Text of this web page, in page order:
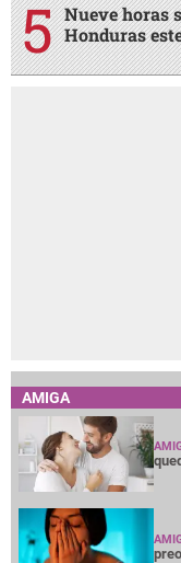
Nueve horas
Honduras
AMIGA